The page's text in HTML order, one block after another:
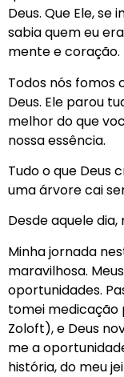
Deus. Que Ele,
sabia quem eu
mente e coração.
Todos nós fomos
Deus. Ele parou
melhor do que
nossa essência.
Tudo o que Deus
uma árvore cai
Desde aquele
Minha jornada
maravilhosa.
oportunidades.
tomei medicação
Zoloft), e Deus
me a
história, do meu